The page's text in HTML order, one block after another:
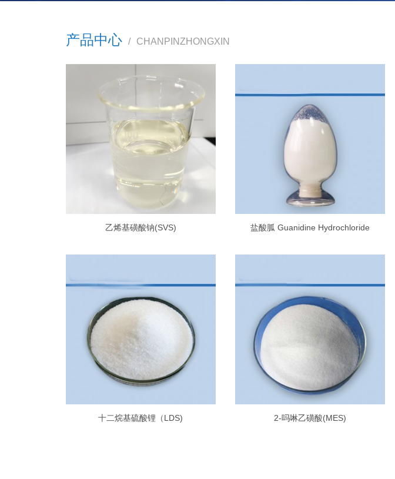
产品中心 / CHANPINZHONGXIN
乙烯基磺酸钠(SVS) 盐酸胍 Guanidine Hydrochloride
十二烷基硫酸锂（LDS) 2-吗啉乙磺酸(MES)